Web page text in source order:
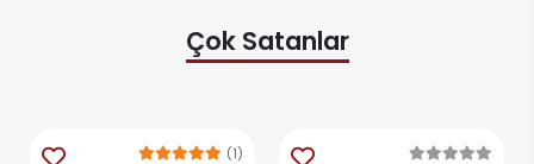
Çok Satanlar
(1)